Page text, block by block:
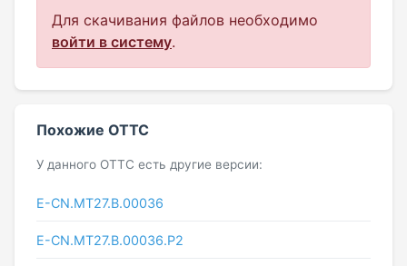
Для скачивания файлов необходимо
войти в систему.
Похожие ОТТС
У данного ОТТС есть другие версии:
E-CN.МТ27.B.00036
Е-CN.МТ27.B.00036.Р2